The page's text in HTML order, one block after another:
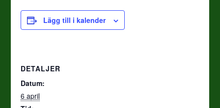
Lägg till i kalender
DETALJER
Datum:
6 april